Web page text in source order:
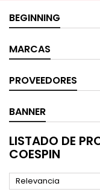
BEGINNING
MARCAS
PROVEEDORES
BANNER
LISTADO DE
COESPIN
Relevancia